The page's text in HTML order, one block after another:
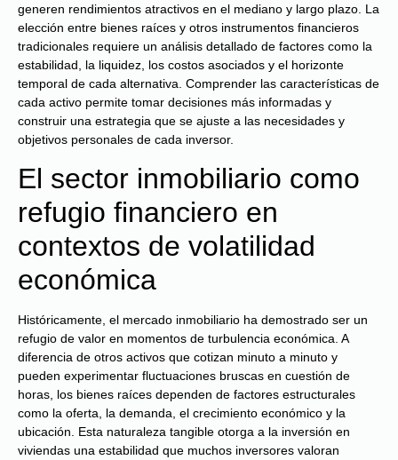
generen rendimientos atractivos en el mediano y largo plazo. La
elección entre bienes raíces y otros instrumentos financieros
tradicionales requiere un análisis detallado de factores como la
estabilidad, la liquidez, los costos asociados y el horizonte
temporal de cada alternativa. Comprender las características de
cada activo permite tomar decisiones más informadas y
construir una estrategia que se ajuste a las necesidades y
objetivos personales de cada inversor.
El sector inmobiliario como
refugio financiero en
contextos de volatilidad
económica
Históricamente, el mercado inmobiliario ha demostrado ser un
refugio de valor en momentos de turbulencia económica. A
diferencia de otros activos que cotizan minuto a minuto y
pueden experimentar fluctuaciones bruscas en cuestión de
horas, los bienes raíces dependen de factores estructurales
como la oferta, la demanda, el crecimiento económico y la
ubicación. Esta naturaleza tangible otorga a la inversión en
viviendas una estabilidad que muchos inversores valoran